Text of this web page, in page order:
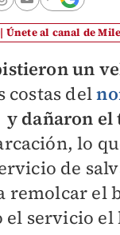
Únete al canal de
un
costas del
y dañaron el
lo
de
remolcar el
servicio el